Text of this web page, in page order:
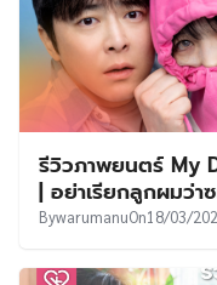
รีวิวภาพยนตร์ My
| อย่าเรียกลูกผมว่า
BywarumanuOn18/03/